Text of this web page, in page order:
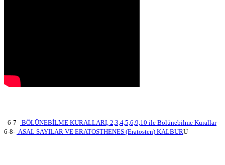
6-7- BÖLÜNEBİLME KURALLARI, 2,3,4,5,6,9,10 ile Bölünebilme Kurallar
6-8- ASAL SAYILAR VE ERATOSTHENES (Eratosten) KALBURU